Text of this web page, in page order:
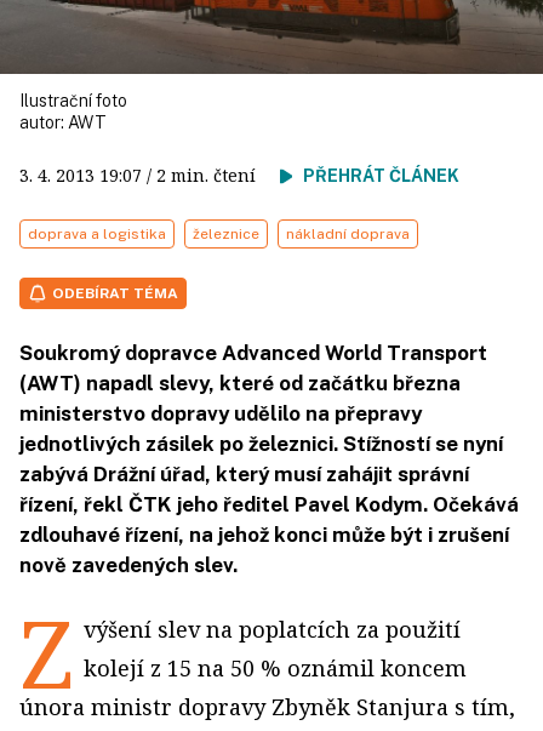
Ilustrační foto
autor: AWT
3. 4. 2013 19:07 / 2 min. čtení PŘEHRÁT ČLÁNEK
doprava a logistika železnice nákladní doprava
ODEBÍRAT TÉMA
Soukromý dopravce Advanced World Transport
(AWT) napadl slevy, které od začátku března
ministerstvo dopravy udělilo na přepravy
jednotlivých zásilek po železnici. Stížností se nyní
zabývá Drážní úřad, který musí zahájit správní
řízení, řekl ČTK jeho ředitel Pavel Kodym. Očekává
zdlouhavé řízení, na jehož konci může být i zrušení
nově zavedených slev.
Z výšení slev na poplatcích za použití
kolejí z 15 na 50 % oznámil koncem
února ministr dopravy Zbyněk Stanjura s tím,